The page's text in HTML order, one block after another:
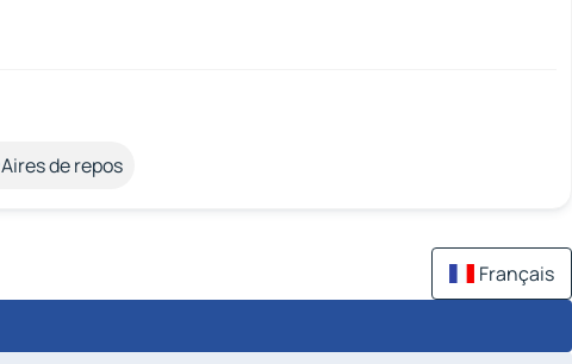
Aires de repos
Français